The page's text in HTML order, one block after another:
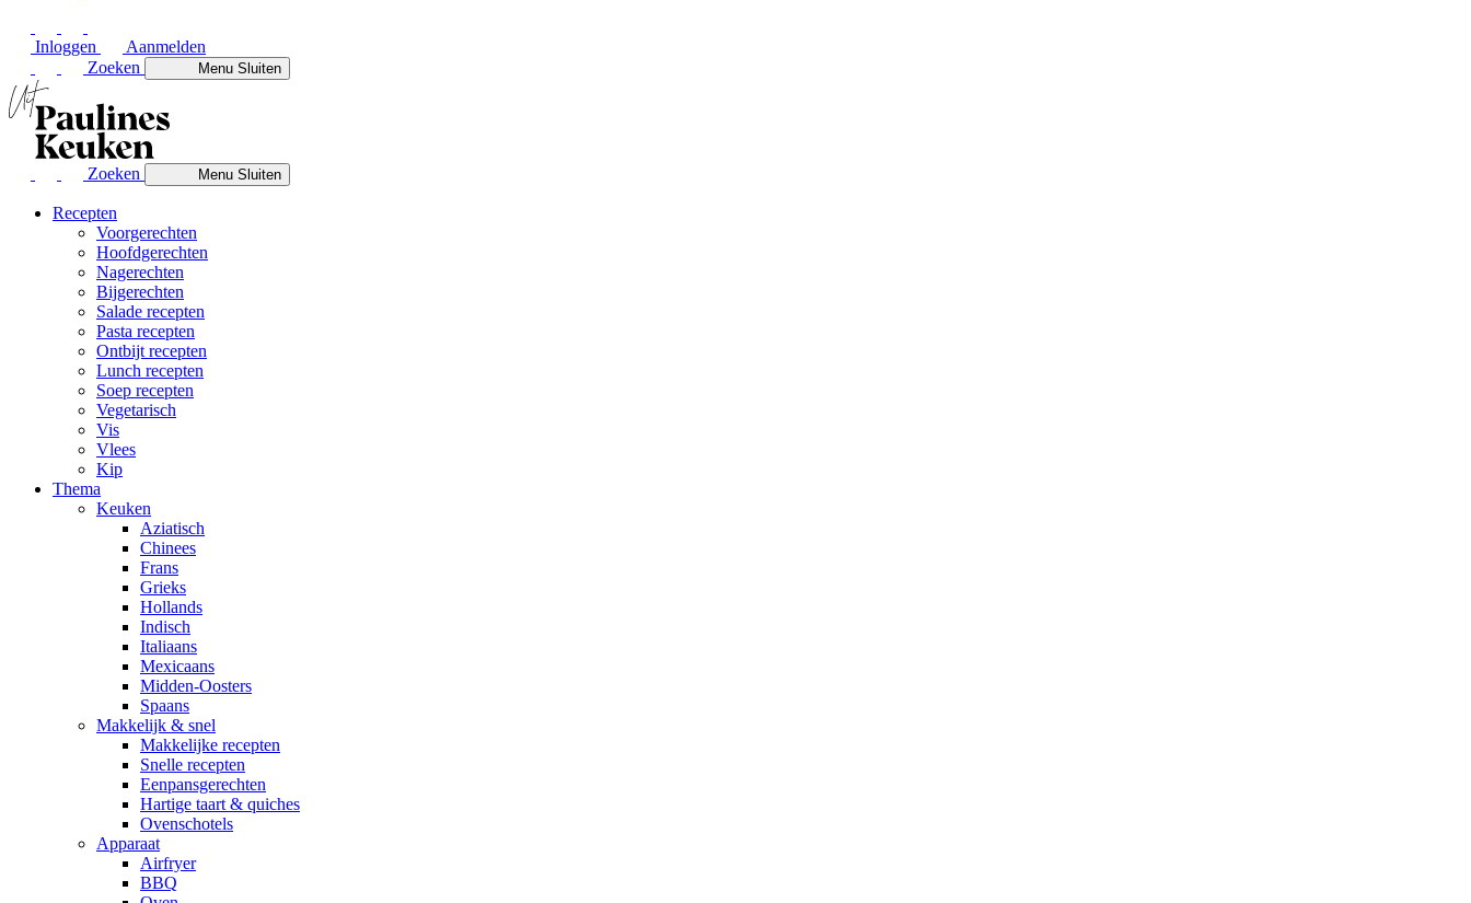
Inloggen
Aanmelden
Zoeken
MenuSluiten
Zoeken MenuSluiten
Recepten
Voorgerechten
Hoofdgerechten
Nagerechten
Bijgerechten
Salade recepten
Pasta recepten
Ontbijt recepten
Lunch recepten
Soep recepten
Vegetarisch
Vis
Vlees
Kip
Thema
Keuken
Aziatisch
Chinees
Frans
Grieks
Hollands
Indisch
Italiaans
Mexicaans
Midden-Oosters
Spaans
Makkelijk & snel
Makkelijke recepten
Snelle recepten
Eenpansgerechten
Hartige taart & quiches
Ovenschotels
Apparaat
Airfryer
BBQ